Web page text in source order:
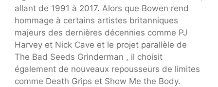
allant de 1991 à 2017. Alors que Bowen rend
hommage à certains artistes britanniques
majeurs des dernières décennies comme PJ
Harvey et Nick Cave et le projet parallèle de
The Bad Seeds Grinderman , il choisit
également de nouveaux repousseurs de limites
comme Death Grips et Show Me the Body.